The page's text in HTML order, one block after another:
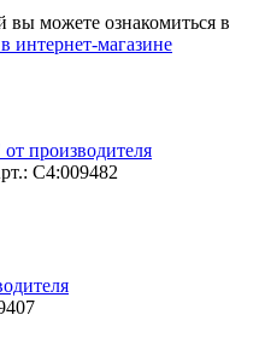
можете ознакомиться в
интернет-магазине
С4:009482